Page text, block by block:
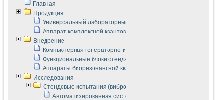
Главная
Продукция
Универсальный лабораторный стенд "Сигнал-USB"
Аппарат комплексной квантовой терапии Интроскан
Внедрение
Компьютерная генераторно-измерительная система
Функциональные блоки стенда "Сигнал-USB"
Аппараты биорезонансной квантовой терапии серии СКАН
Исследования
Стендовые испытания (виброакустика, тензометрия и т.п.)
Автоматизированная система измерения параметров